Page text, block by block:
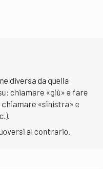
diversa da quella
chiamare «giù» e fare
«sinistra» e
al contrario.